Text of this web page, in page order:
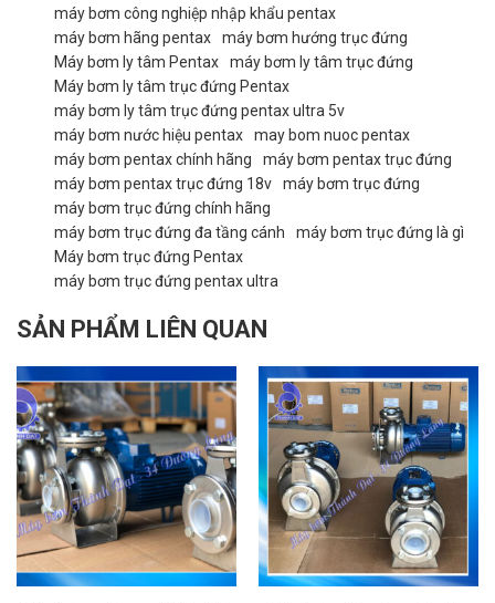
máy bơm công nghiệp nhập khẩu pentax
máy bơm hãng pentax
máy bơm hướng trục đứng
Máy bơm ly tâm Pentax
máy bơm ly tâm trục đứng
Máy bơm ly tâm trục đứng Pentax
máy bơm ly tâm trục đứng pentax ultra 5v
máy bơm nước hiệu pentax
may bom nuoc pentax
máy bơm pentax chính hãng
máy bơm pentax trục đứng
máy bơm pentax trục đứng 18v
máy bơm trục đứng
máy bơm trục đứng chính hãng
máy bơm trục đứng đa tầng cánh
máy bơm trục đứng là gì
Máy bơm trục đứng Pentax
máy bơm trục đứng pentax ultra
SẢN PHẨM LIÊN QUAN